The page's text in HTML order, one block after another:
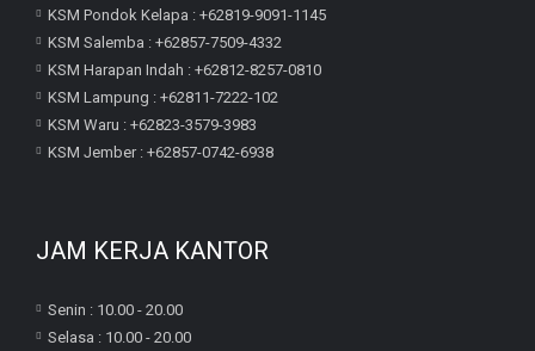
KSM Pondok Kelapa : +62819-9091-1145
KSM Salemba : +62857-7509-4332
KSM Harapan Indah : +62812-8257-0810
KSM Lampung : +62811-7222-102
KSM Waru : +62823-3579-3983
KSM Jember : +62857-0742-6938
JAM KERJA KANTOR
Senin : 10.00 - 20.00
Selasa : 10.00 - 20.00